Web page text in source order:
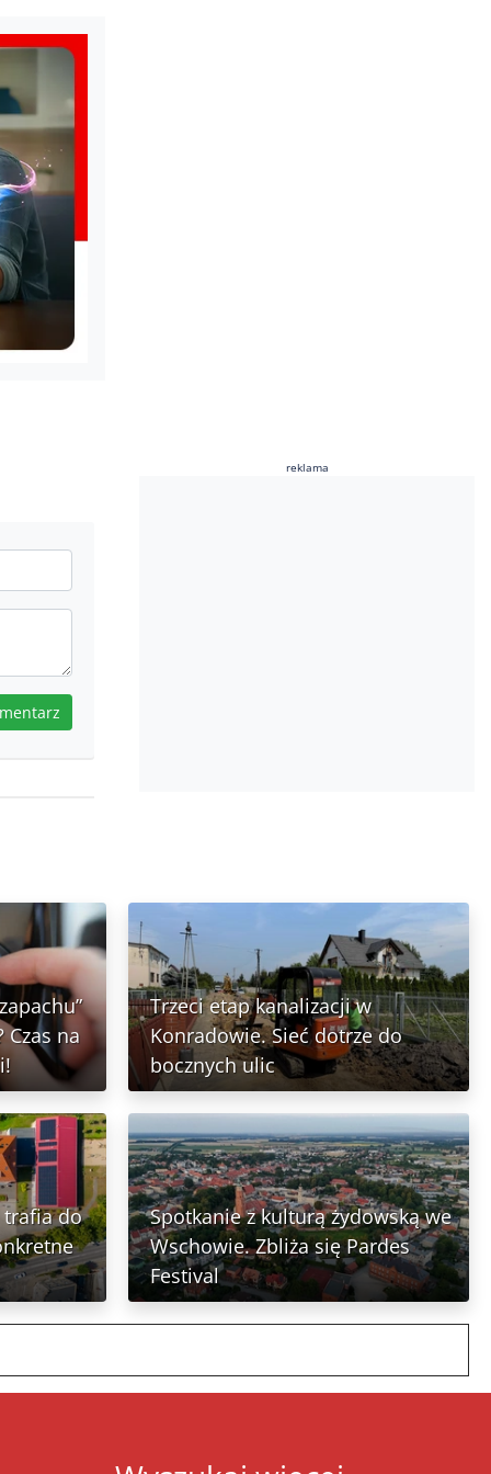
reklama
Czas na
Trzeci etap kanalizacji w
Konradowie. Sieć dotrze do
bocznych ulic
trafia do
Spotkanie z kulturą żydowską we
Wschowie. Zbliża się Pardes
Festival